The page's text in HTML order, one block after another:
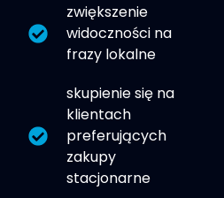
zwiększenie
widoczności na
frazy lokalne
skupienie się na
klientach
preferujących
zakupy
stacjonarne